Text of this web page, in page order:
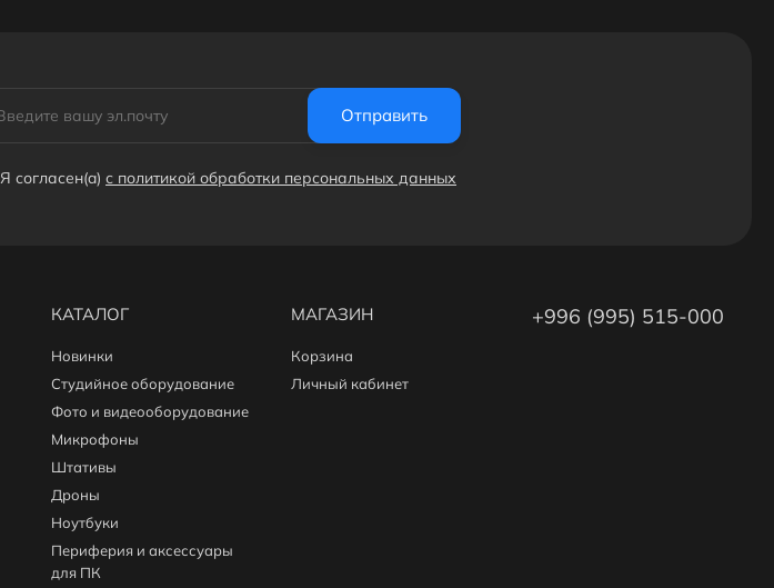
Отправить
Я согласен(a) с политикой обработки персональных данных
КАТАЛОГ
Новинки
Студийное оборудование
Фото и видеооборудование
Микрофоны
Штативы
Дроны
Ноутбуки
Периферия и аксессуары
для ПК
МАГАЗИН
Корзина
Личный кабинет
+996 (995) 515-000